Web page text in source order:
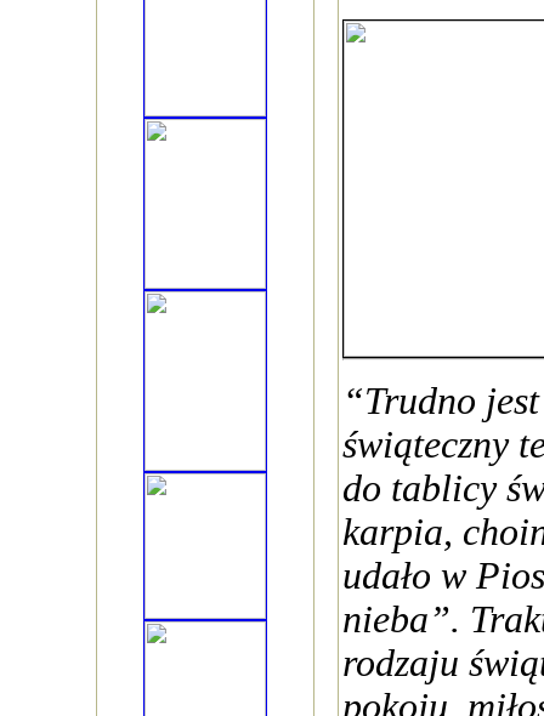
“Trudno
świąteczny
do tablicy
karpia,
udało w
nieba”.
rodzaju
pokoju,